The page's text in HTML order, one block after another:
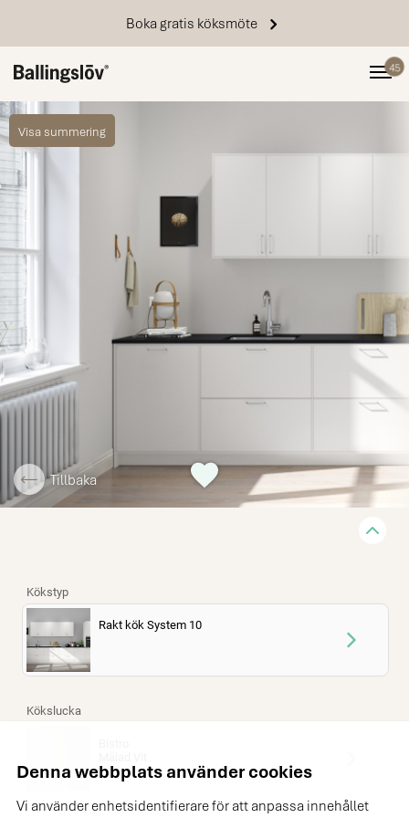
Denna webbplats använder cookies
Vi använder enhetsidentifierare för att anpassa innehållet
Boka gratis köksmöte
45
Visa summering
Tillbaka